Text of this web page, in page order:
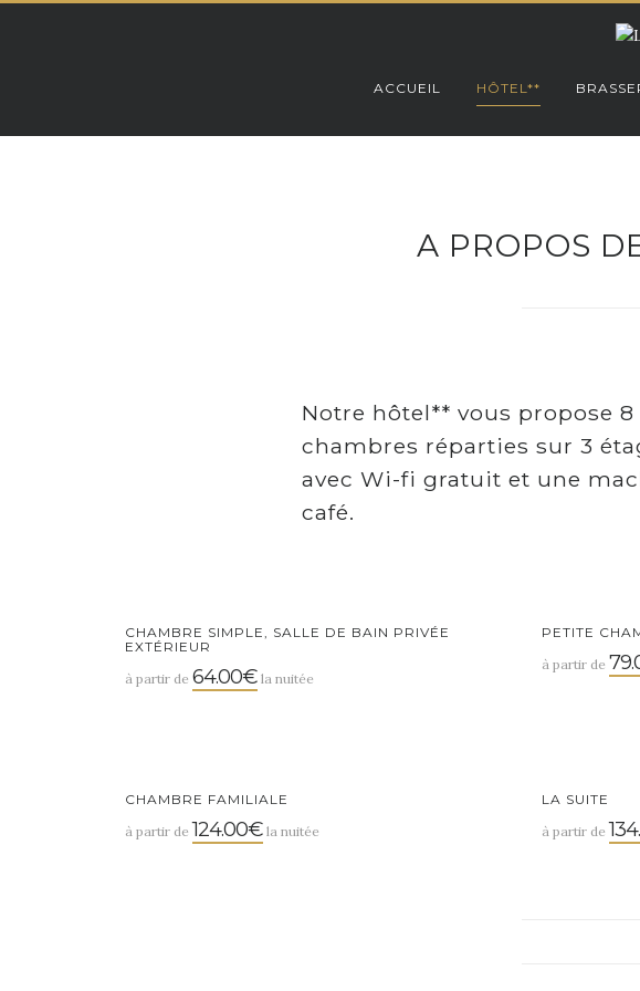
ACCUEIL HÔTEL**
A PROPOS
Notre hôtel** vous propose 8
chambres réparties sur 3
avec Wi-fi gratuit et une
café.
CHAMBRE SIMPLE, SALLE DE BAIN PRIVÉE
EXTÉRIEUR
à partir de64.00€ la nuitée
PETITE
à partir de
CHAMBRE FAMILIALE
à partir de 124.00€ la nuitée
LA SUITE
à partir de